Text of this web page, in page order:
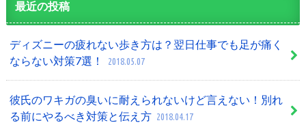
最近の投稿
ディズニーの疲れない歩き方は？翌日仕事でも足が痛く
ならない対策7選！
2018.05.07
彼氏のワキガの臭いに耐えられないけど言えない！別れ
る前にやるべき対策と伝え方 2018.04.17